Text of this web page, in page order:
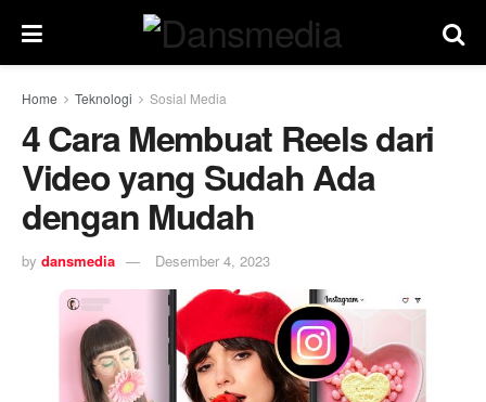
Home Teknologi Sosial Media
4 Cara Membuat Reels dari
Video yang Sudah Ada
dengan Mudah
by dansmedia Desember 4, 2023